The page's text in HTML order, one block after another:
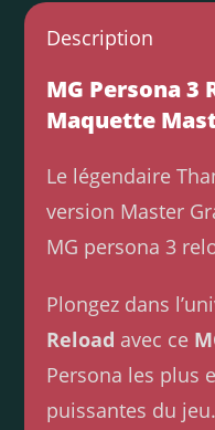
Description
MG Persona 3
Maquette
Le légendaire
version Master
MG persona 3
Plongez dans
Reload avec ce
Persona les plus
puissantes du